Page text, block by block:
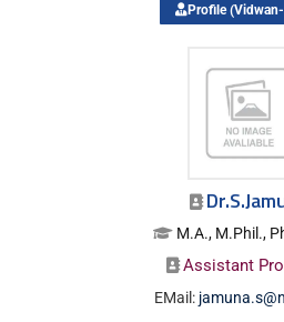
Profile
M.A., M.Phil.,
Assistant
EMail: